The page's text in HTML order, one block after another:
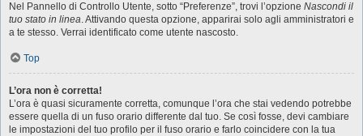
Nel Pannello di Controllo Utente, sotto “Preferenze”, trovi l’opzione Nascondi il
tuo stato in linea. Attivando questa opzione, apparirai solo agli amministratori e
a te stesso. Verrai identificato come utente nascosto.
Top
L’ora non è corretta!
L’ora è quasi sicuramente corretta, comunque l’ora che stai vedendo potrebbe
essere quella di un fuso orario differente dal tuo. Se così fosse, devi cambiare
le impostazioni del tuo profilo per il fuso orario e farlo coincidere con la tua